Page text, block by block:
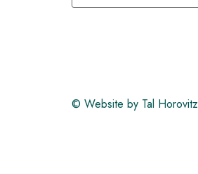
Website by Tal Horovitz ©